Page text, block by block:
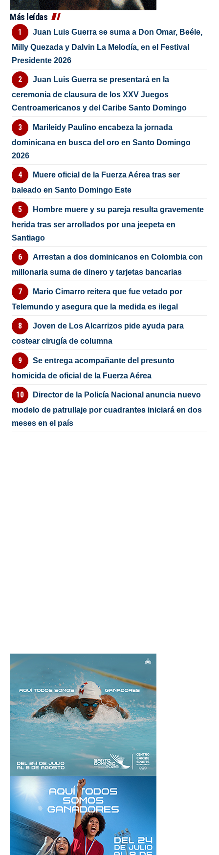
Más leídas
Juan Luis Guerra se suma a Don Omar, Beéle,
Milly Quezada y Dalvin La Melodía, en el Festival
Presidente 2026
Juan Luis Guerra se presentará en la
ceremonia de clausura de los XXV Juegos
Centroamericanos y del Caribe Santo Domingo
Marileidy Paulino encabeza la jornada
dominicana en busca del oro en Santo Domingo
2026
Muere oficial de la Fuerza Aérea tras ser
baleado en Santo Domingo Este
Hombre muere y su pareja resulta gravemente
herida tras ser arrollados por una jeepeta en
Santiago
Arrestan a dos dominicanos en Colombia con
millonaria suma de dinero y tarjetas bancarias
Mario Cimarro reitera que fue vetado por
Telemundo y asegura que la medida es ilegal
Joven de Los Alcarrizos pide ayuda para
costear cirugía de columna
Se entrega acompañante del presunto
homicida de oficial de la Fuerza Aérea
Director de la Policía Nacional anuncia nuevo
modelo de patrullaje por cuadrantes iniciará en dos
meses en el país